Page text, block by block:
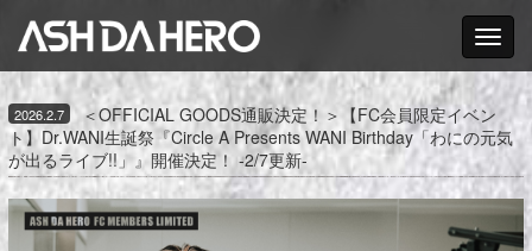
Toggle
2026.2.7
＜OFFICIAL GOODS通販決定！＞【FC会員限定イベン
ト】Dr.WANI生誕祭『Circle A Presents WANI Birthday「わにの元気
が出るライブ!!」』開催決定！ -2/7更新-